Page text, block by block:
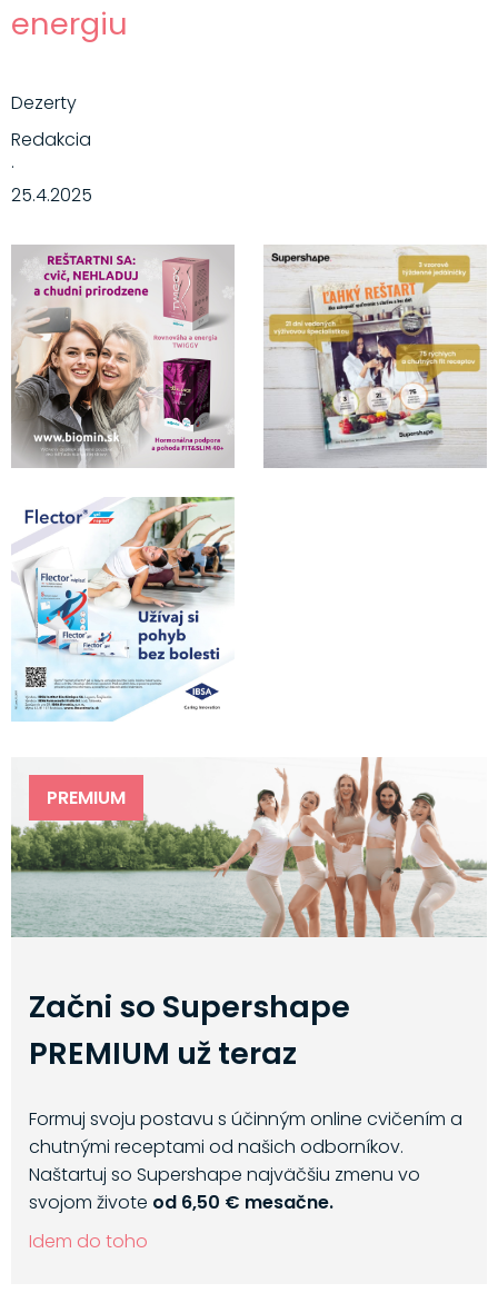
energiu
Dezerty
Redakcia
·
25.4.2025
PREMIUM
Začni so Supershape
PREMIUM už teraz
Formuj svoju postavu s účinným online cvičením a
chutnými receptami od našich odborníkov.
Naštartuj so Supershape najväčšiu zmenu vo
svojom živote od 6,50 € mesačne.
Idem do toho